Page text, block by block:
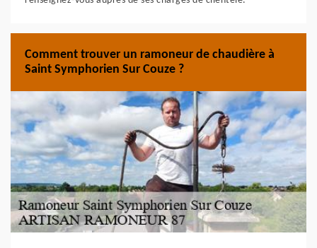
Comment trouver un ramoneur de chaudière à
Saint Symphorien Sur Couze ?